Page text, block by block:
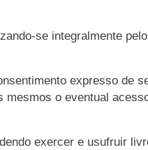
se integralmente
expresso de
o eventual
exercer e usufruir